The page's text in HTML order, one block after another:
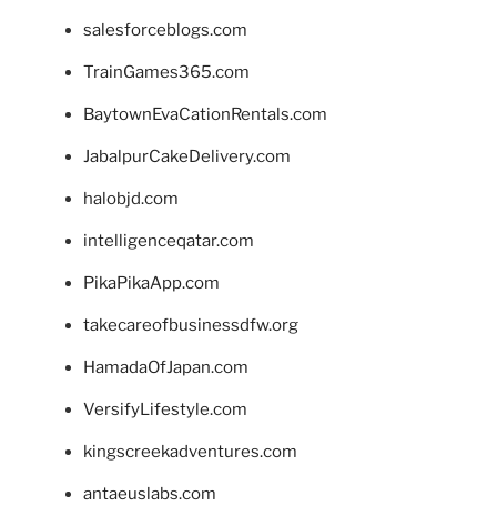
salesforceblogs.com
TrainGames365.com
BaytownEvaCationRentals.com
JabalpurCakeDelivery.com
halobjd.com
intelligenceqatar.com
PikaPikaApp.com
takecareofbusinessdfw.org
HamadaOfJapan.com
VersifyLifestyle.com
kingscreekadventures.com
antaeuslabs.com